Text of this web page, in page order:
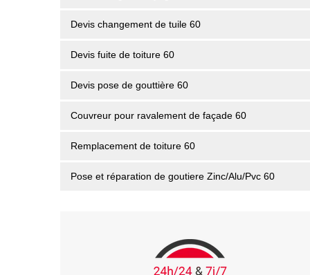
Devis changement de tuile 60
Devis fuite de toiture 60
Devis pose de gouttière 60
Couvreur pour ravalement de façade 60
Remplacement de toiture 60
Pose et réparation de goutiere Zinc/Alu/Pvc 60